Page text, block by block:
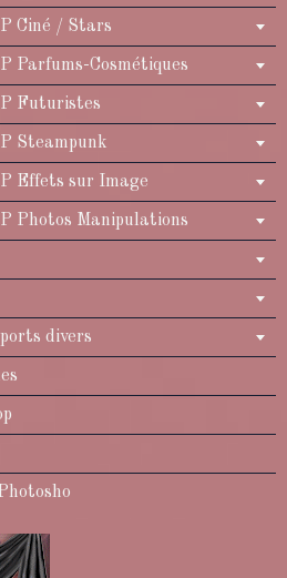
Ciné / Stars
Parfums-Cosmétiques
Futuristes
Steampunk
Effets sur Image
Photos Manipulations
divers